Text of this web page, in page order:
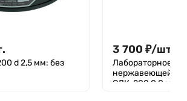
d 2,5 мм: без
3 700 ₽/шт.
Лабораторное
нержавеющей
СЛК-200 0,8 мм